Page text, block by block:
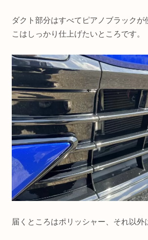
ダクト部分はすべてピアノブラックが
こはしっかり仕上げたいところです。
届くところはポリッシャー、それ以外